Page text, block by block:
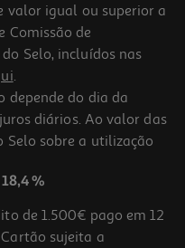
3.4
W Inox
valor igual ou superior a
Comissão de
Selo, incluídos nas
.
depende do dia da
diários. Ao valor das
Selo sobre a utilização
18,4 %
de 1.500€ pago em 12
Cartão sujeita a